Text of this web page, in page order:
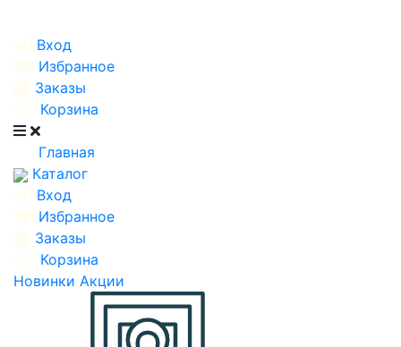
Вход
Избранное
Заказы
Корзина
Главная
Каталог
Вход
Избранное
Заказы
Корзина
Новинки Акции